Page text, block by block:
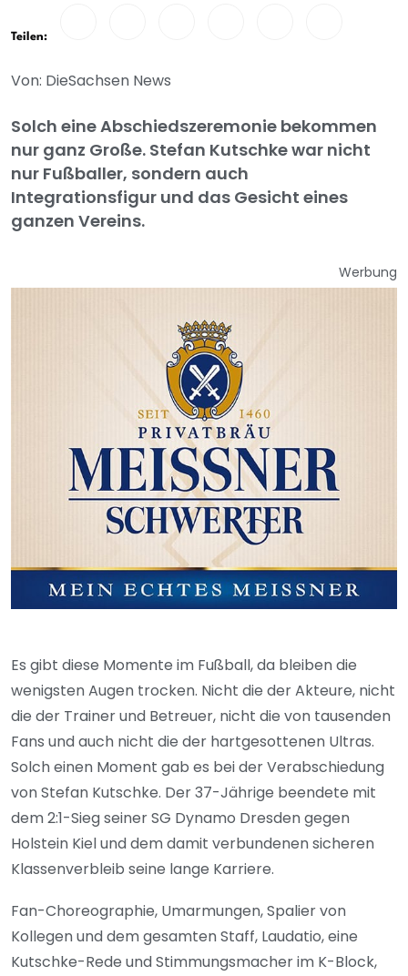
Teilen:
Von: DieSachsen News
Solch eine Abschiedszeremonie bekommen
nur ganz Große. Stefan Kutschke war nicht
nur Fußballer, sondern auch
Integrationsfigur und das Gesicht eines
ganzen Vereins.
Werbung
Es gibt diese Momente im Fußball, da bleiben die
wenigsten Augen trocken. Nicht die der Akteure, nicht
die der Trainer und Betreuer, nicht die von tausenden
Fans und auch nicht die der hartgesottenen Ultras.
Solch einen Moment gab es bei der Verabschiedung
von Stefan Kutschke. Der 37-Jährige beendete mit
dem 2:1-Sieg seiner SG Dynamo Dresden gegen
Holstein Kiel und dem damit verbundenen sicheren
Klassenverbleib seine lange Karriere.
Fan-Choreographie, Umarmungen, Spalier von
Kollegen und dem gesamten Staff, Laudatio, eine
Kutschke-Rede und Stimmungsmacher im K-Block,